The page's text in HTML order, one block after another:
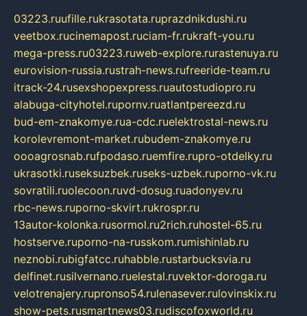
03223.ruufille.rukrasotata.ruprazdnikdushi.ru
veetbox.rucinemapost.ruciam-fr.rukraft-you.ru
mega-press.ru03223.ruweb-explore.rurastenuya.ru
eurovision-russia.rustrah-news.rufreeride-team.ru
itrack-24.rusexshopexpress.ruautostudiopro.ru
alabuga-cityhotel.rupornv.ruatlantpereezd.ru
bud-em-znakomye.rua-cdc.ruelektrostal-news.ru
korolevremont-market.rubudem-znakomye.ru
oooagrosnab.rufpodaso.ruemfire.rupro-otdelky.ru
ukrasotki.ruseksuzbek.ruseks-uzbek.ruporno-vk.ru
sovratili.ruolecoon.ruvd-dosug.ruadonyev.ru
rbc-news.ruporno-skvirt.rukrospr.ru
13autor-kolonka.rusormol.ru2rich.ruhostel-65.ru
hostserve.ruporno-na-russkom.rumishinlab.ru
neznobi.rubigfatcc.ruhabble.rustarbucksvia.ru
delfinet.rusilvernano.ruelestal.ruvektor-doroga.ru
velotrenajery.rupronso54.rulenasever.rulovinskix.ru
show-pets.rusmartnews03.rudiscofoxworld.ru